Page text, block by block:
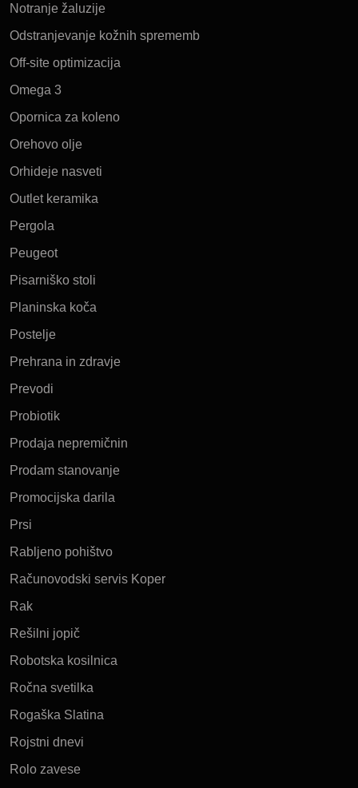
Notranje žaluzije
Odstranjevanje kožnih sprememb
Off-site optimizacija
Omega 3
Opornica za koleno
Orehovo olje
Orhideje nasveti
Outlet keramika
Pergola
Peugeot
Pisarniško stoli
Planinska koča
Postelje
Prehrana in zdravje
Prevodi
Probiotik
Prodaja nepremičnin
Prodam stanovanje
Promocijska darila
Prsi
Rabljeno pohištvo
Računovodski servis Koper
Rak
Rešilni jopič
Robotska kosilnica
Ročna svetilka
Rogaška Slatina
Rojstni dnevi
Rolo zavese